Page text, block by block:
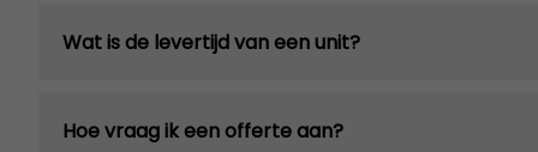
Wat is de levertijd van een unit?
Hoe vraag ik een offerte aan?